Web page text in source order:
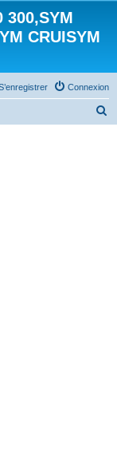
300,SYM
CRUISYM
Connexion